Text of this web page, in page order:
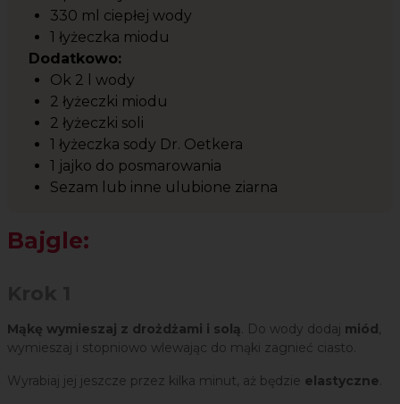
330 ml ciepłej wody
1 łyżeczka miodu
Dodatkowo:
Ok 2 l wody
2 łyżeczki miodu
2 łyżeczki soli
1 łyżeczka sody Dr. Oetkera
1 jajko do posmarowania
Sezam lub inne ulubione ziarna
Bajgle:
Mąkę wymieszaj z drożdżami i solą . Do wody dodaj miód,
wymieszaj i stopniowo wlewając do mąki zagnieć ciasto.
Wyrabiaj jej jeszcze przez kilka minut, aż będzie elastyczne